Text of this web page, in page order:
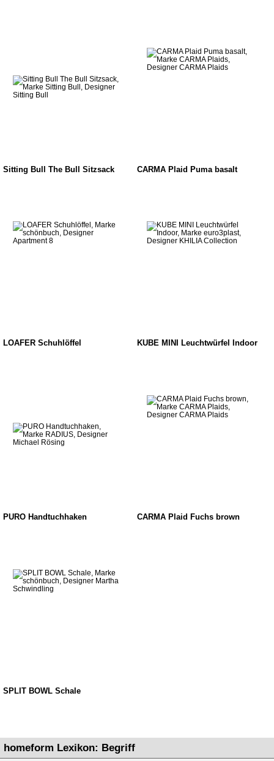
Sitting Bull The Bull Sitzsack CARMA Plaid Puma basalt
LOAFER Schuhlöffel KUBE MINI Leuchtwürfel Indoor
PURO Handtuchhaken CARMA Plaid Fuchs brown
SPLIT BOWL Schale
homeform Lexikon: Begriff